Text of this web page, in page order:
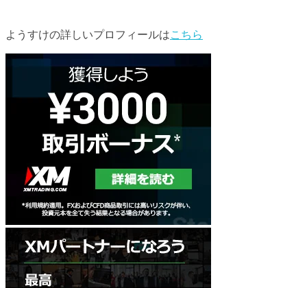
ようすけの詳しいプロフィールはこちら